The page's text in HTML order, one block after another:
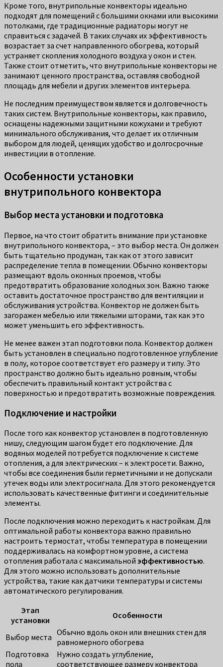
Кроме того, внутрипольные конвекторы идеально
подходят для помещений с большими окнами или высокими
потолками, где традиционные радиаторы могут не
справиться с задачей. В таких случаях их эффективность
возрастает за счет направленного обогрева, который
устраняет скопления холодного воздуха у окон и стен.
Также стоит отметить, что внутрипольные конвекторы не
занимают ценного пространства, оставляя свободной
площадь для мебели и других элементов интерьера.
Не последним преимуществом является и долговечность
таких систем. Внутрипольные конвекторы, как правило,
оснащены надежными защитными кожухами и требуют
минимального обслуживания, что делает их отличным
выбором для людей, ценящих удобство и долгосрочные
инвестиции в отопление.
Особенности установки
внутрипольного конвектора
Выбор места установки и подготовка
Первое, на что стоит обратить внимание при установке
внутрипольного конвектора, – это выбор места. Он должен
быть тщательно продуман, так как от этого зависит
распределение тепла в помещении. Обычно конвекторы
размещают вдоль оконных проемов, чтобы
предотвратить образование холодных зон. Важно также
оставить достаточное пространство для вентиляции и
обслуживания устройства. Конвектор не должен быть
загоражен мебелью или тяжелыми шторами, так как это
может уменьшить его эффективность.
Не менее важен этап подготовки пола. Конвектор должен
быть установлен в специально подготовленное углубление
в полу, которое соответствует его размеру и типу. Это
пространство должно быть идеально ровным, чтобы
обеспечить правильный контакт устройства с
поверхностью и предотвратить возможные повреждения.
Подключение и настройки
После того как конвектор установлен в подготовленную
нишу, следующим шагом будет его подключение. Для
водяных моделей потребуется подключение к системе
отопления, а для электрических – к электросети. Важно,
чтобы все соединения были герметичными и не допускали
утечек воды или электросигнала. Для этого рекомендуется
использовать качественные фитинги и соединительные
элементы.
После подключения можно переходить к настройкам. Для
оптимальной работы конвектора важно правильно
настроить термостат, чтобы температура в помещении
поддерживалась на комфортном уровне, а система
отопления работала с максимальной эффективностью.
Для этого можно использовать дополнительные
устройства, такие как датчики температуры и системы
автоматического регулирования.
Этап
установки
Особенности
Выбор места Обычно вдоль окон или внешних стен для
равномерного обогрева
Подготовка
пола
Нужно создать углубление,
соответствующее размеру конвектора